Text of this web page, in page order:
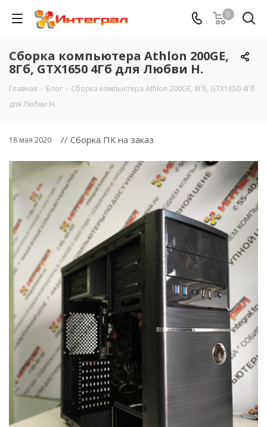
0
Сборка компьютера Athlon 200GE,
8Гб, GTX1650 4Гб для Любви Н.
Главная - Блог - Сборка компьютера Athlon 200GE, 8Гб, GTX1650 4Гб
для Любви Н.
18 мая 2020 // Сборка ПК на заказ